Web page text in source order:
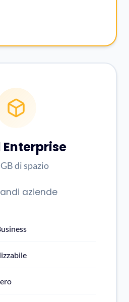
Enterprise
di spazio
aziende